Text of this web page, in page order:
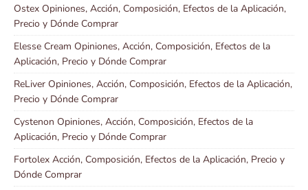
Ostex Opiniones, Acción, Composición, Efectos de la Aplicación,
Precio y Dónde Comprar
Elesse Cream Opiniones, Acción, Composición, Efectos de la
Aplicación, Precio y Dónde Comprar
ReLiver Opiniones, Acción, Composición, Efectos de la Aplicación,
Precio y Dónde Comprar
Cystenon Opiniones, Acción, Composición, Efectos de la
Aplicación, Precio y Dónde Comprar
Fortolex Acción, Composición, Efectos de la Aplicación, Precio y
Dónde Comprar